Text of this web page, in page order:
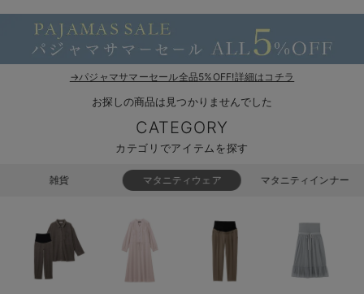
マタニティ トップス
マタニティ アウター（コート）・ママコート
マタニティ 授乳 キャミソール
産褥ショーツ
骨盤・マタニティベルト （妊娠中・産後）
マタニティ 腹巻き
マタニティ フォーマル パンツ・ボトムス
【アウトレット】パジャマ
【アウトレット】インナー
【アウトレット】ベビー
コットン素材
ブラトップ
快適機能ウェア特集 トップス
快適機能ウェア特集 ボトムス
スカート
パジャマ
インナー
ベビー
MAX55%OFF ブラックフ
オフィス
きれいめ美脚パンツ派
ツィード派
王道シンプル派
短肌着
セット
快適ウェア10%OFF
ジャンパースカート/
ワーク・オフィス
カジュアル
あったかアイテム｜
10,001円（税込）〜
女の子におススメの
男の子におススメの
もらって嬉しいギフト
何枚あっても嬉しい
長く使えるアイテム
保温&リカバリー
レギンス・タイツ
カップ付きインナー
裏起毛素材
【冬のあったか特集
→パジャマサマーセール全品5%OFF!詳細はコチラ
お探しの商品は見つかりませんでした
CATEGORY
カテゴリでアイテムを探す
雑貨 マタニティウェア マタニティインナー